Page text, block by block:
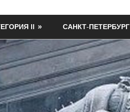
II САНКТ-ПЕТЕРБУРГ